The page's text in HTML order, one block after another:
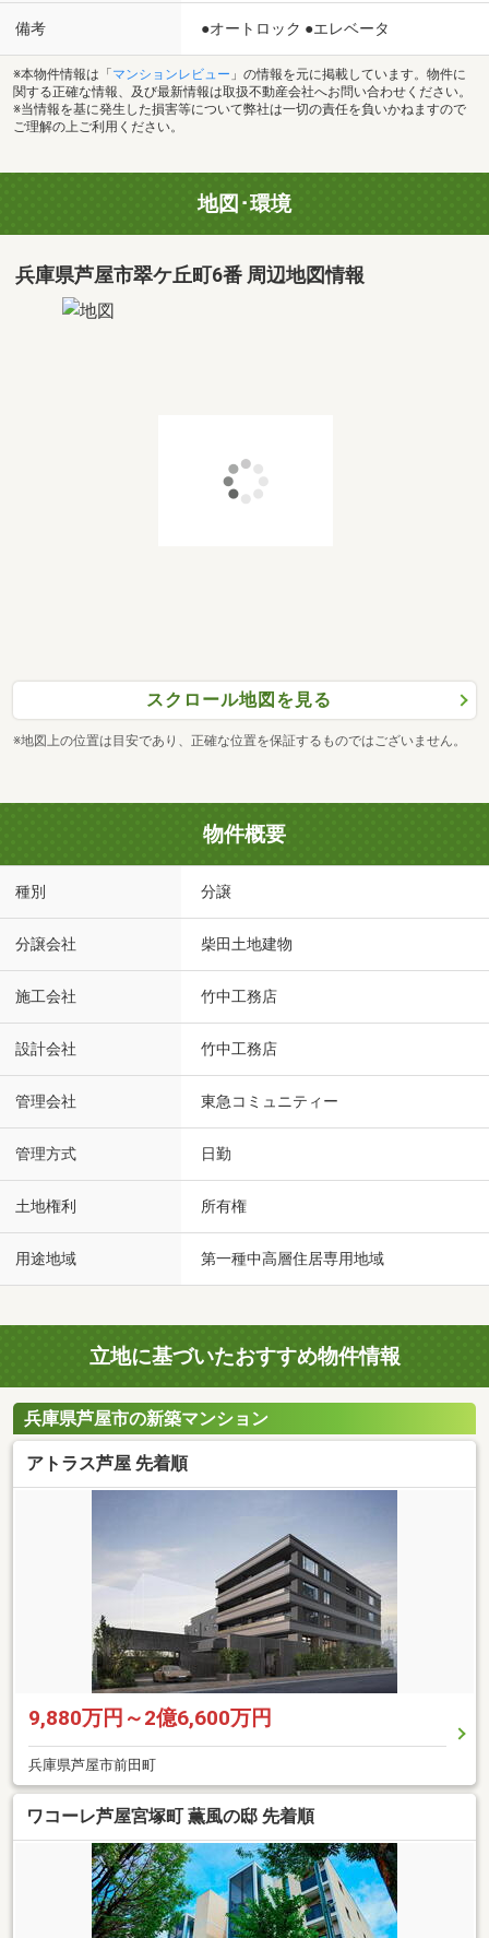
備考 ●オートロック ●エレベータ
※本物件情報は「 マンションレビュー 」の情報を元に掲載しています。物件に
関する正確な情報、及び最新情報は取扱不動産会社へお問い合わせください。
※当情報を基に発生した損害等について弊社は一切の責任を負いかねますので
ご理解の上ご利用ください。
地図･環境
兵庫県芦屋市翠ケ丘町6番 周辺地図情報
スクロール地図を見る
※地図上の位置は目安であり、正確な位置を保証するものではございません。
物件概要
種別 分譲
分譲会社 柴田土地建物
施工会社 竹中工務店
設計会社 竹中工務店
管理会社 東急コミュニティー
管理方式 日勤
土地権利 所有権
用途地域 第一種中高層住居専用地域
立地に基づいたおすすめ物件情報
兵庫県芦屋市の新築マンション
アトラス芦屋 先着順
9,880万円～2億6,600万円
兵庫県芦屋市前田町
ワコーレ芦屋宮塚町 薫風の邸 先着順